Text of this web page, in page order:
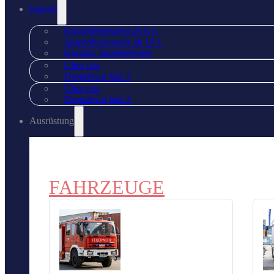
Jugend
Kinderfeuerwehr ab 6 J.
Jugendfeuerwehr ab 10 J.
Kontakt Jugenbetreuer
Über uns
Dropdown link 2
Über uns
Dropdown link 2
Ausrüstung
FAHRZEUGE